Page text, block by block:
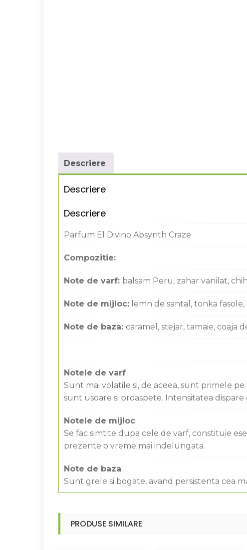
Descriere
Descriere
Descriere
Parfum El Divino Absynth Craze
Compozitie:
Note de varf: balsam Peru, zahar vanilat,
Note de mijloc: lemn de santal, tonka
Note de baza: caramel, stejar, tamaie, coaja
Notele de varf
Sunt mai volatile si, de aceea, sunt primele
sunt usoare si proaspete. Intensitatea
Notele de mijloc
Se fac simtite dupa cele de varf, constituie
prezente o vreme mai indelungata.
Note de baza
Sunt grele si bogate, avand persistenta cea
PRODUSE SIMILARE